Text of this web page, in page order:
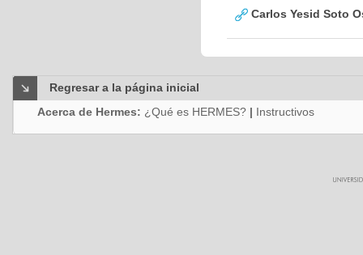
Carlos Yesid Soto
Regresar a la página inicial
Acerca de Hermes: ¿Qué es HERMES? | Instructivos